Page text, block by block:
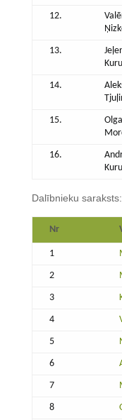
12.
13.
14.
15.
Olga
16.
Dalībnieku saraksts:
Nr
1
2
3
4
5
6
7
8